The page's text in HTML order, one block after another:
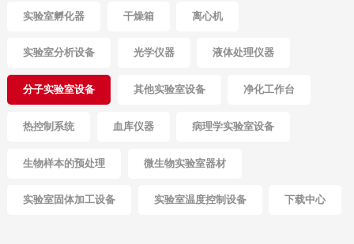
实验室孵化器 干燥箱 离心机
实验室分析设备 光学仪器 液体处理仪器
分子实验室设备 其他实验室设备 净化工作台
热控制系统 血库仪器 病理学实验室设备
生物样本的预处理 微生物实验室器材
实验室固体加工设备 实验室温度控制设备 下载中心